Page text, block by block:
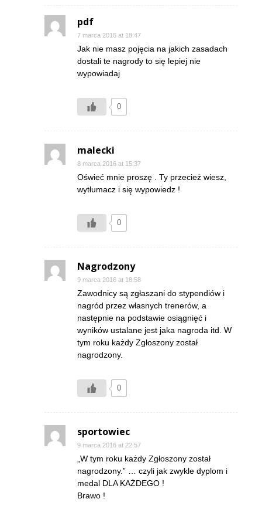
pdf
7 marca 2016 at 18:47
Jak nie masz pojęcia na jakich zasadach
dostali te nagrody to się lepiej nie
wypowiadaj
0
malecki
8 marca 2016 at 15:37
Oświeć mnie proszę . Ty przecież wiesz,
wytłumacz i się wypowiedz !
0
Nagrodzony
9 marca 2016 at 18:58
Zawodnicy są zgłaszani do stypendiów i
nagród przez własnych trenerów, a
następnie na podstawie osiągnięć i
wyników ustalane jest jaka nagroda itd. W
tym roku każdy Zgłoszony został
nagrodzony.
0
sportowiec
9 marca 2016 at 22:57
„W tym roku każdy Zgłoszony został
nagrodzony.” … czyli jak zwykle dyplom i
medal DLA KAŻDEGO !
Brawo !